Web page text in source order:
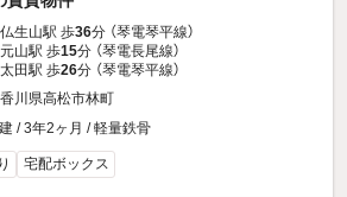
仏生山駅 歩36分 （琴電琴平線）
元山駅 歩15分 （琴電長尾線）
太田駅 歩26分 （琴電琴平線）
香川県高松市林町
/ 3年2ヶ月 / 軽量鉄骨
宅配ボックス